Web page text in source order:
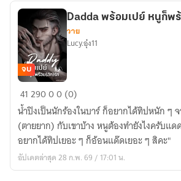
โบ้
หนู
เหนื่อย
Dadda
พร้อม
เปย์
หนู
ก็
พร้อม(ลัก)รัก
จบ
Dadda พร้อมเปย์ หนูก็พ
วาย
Lucy.อุ๋ง11
4129000 (0)
น้ำปิงเป็นนักร้องในบาร์ ก็อยากได้ทิปหนัก ๆ
(ตายยาก) กับเขาบ้าง หนูต้องทำยังไงครับแ
อยากได้ทิปเยอะ ๆ ก็อ้อนแด๊ดเยอะ ๆ สิคะ"
อัปเดตล่าสุด 28 ก.พ. 69 / 17:01 น.